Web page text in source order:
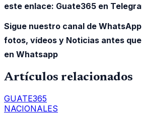
este enlace: Guate365 en
Sigue nuestro canal de
fotos, vídeos y Noticias antes
en Whatsapp
Artículos relacionados
GUATE365
NACIONALES